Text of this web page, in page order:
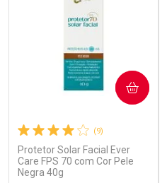
(9)
Protetor Solar Facial Ever
Care FPS 70 com Cor Pele
Negra 40g
COMPRAR